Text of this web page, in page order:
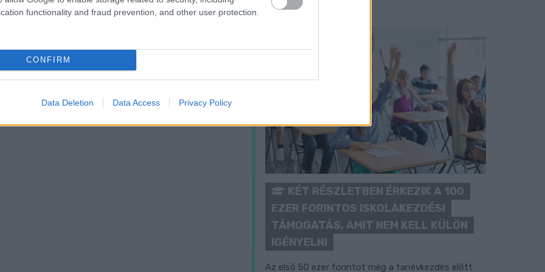
functionality and fraud prevention, and other user protection.
CONFIRM
Data Deletion Data Access Privacy Policy
KÉT RÉSZLETBEN ÉRKEZIK A 100
EZER FORINTOS ISKOLAKEZDÉSI
TÁMOGATÁS, AMIT NEM KELL KÜLÖN
IGÉNYELNI
Az első 50 ezer forintot még a tanévkezdés előtt